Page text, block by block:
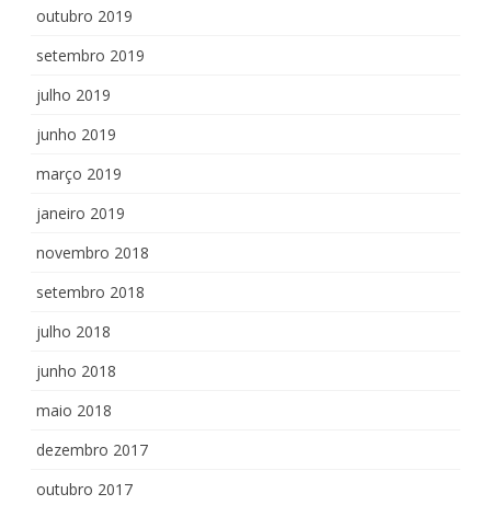
outubro 2019
setembro 2019
julho 2019
junho 2019
março 2019
janeiro 2019
novembro 2018
setembro 2018
julho 2018
junho 2018
maio 2018
dezembro 2017
outubro 2017